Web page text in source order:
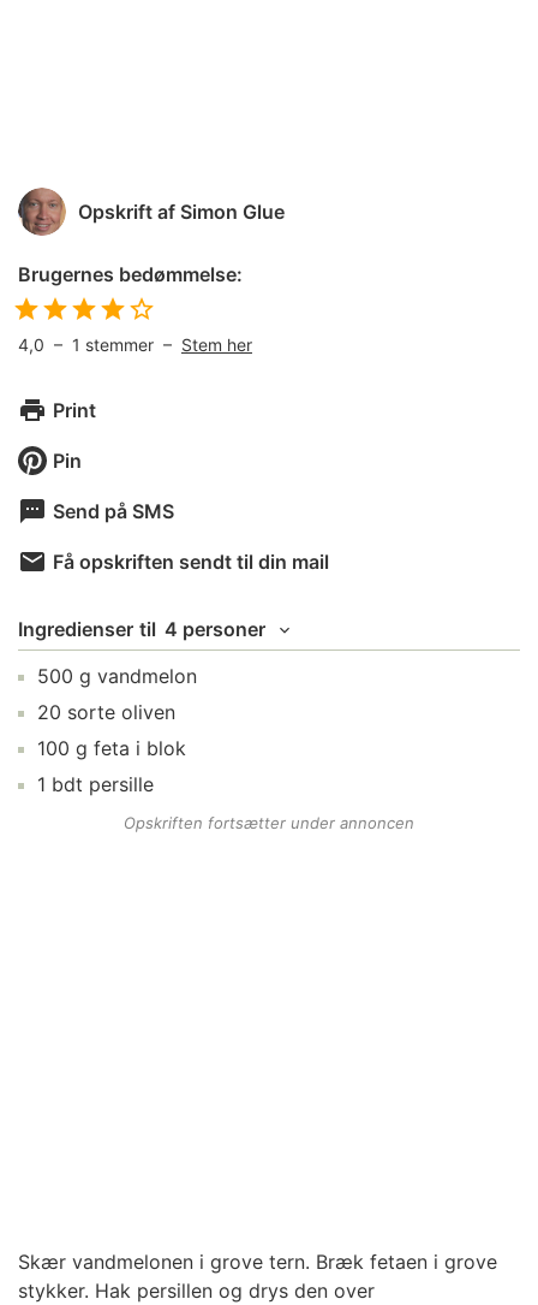
Opskrift af Simon Glue
Brugernes bedømmelse:
4,0 – 1 stemmer – Stem her
Print
Pin
Send på SMS
Få opskriften sendt til din mail
Ingredienser til 4 personer
500 g vandmelon
20 sorte oliven
100 g feta i blok
1 bdt persille
Opskriften fortsætter under annoncen
Skær vandmelonen i grove tern. Bræk fetaen i grove
stykker. Hak persillen og drys den over